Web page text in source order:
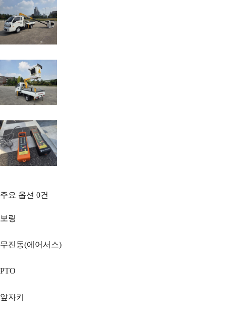
주요 옵션 0건
보링
무진동(에어서스)
PTO
앞자키